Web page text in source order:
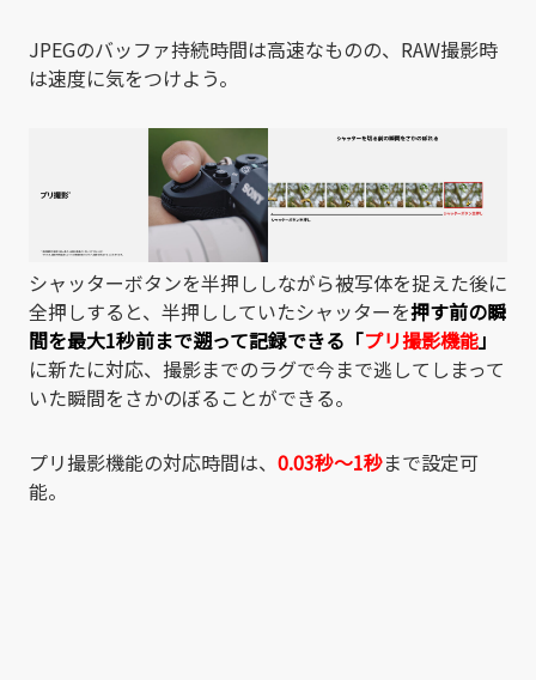
JPEGのバッファ持続時間は高速なものの、RAW撮影時
は速度に気をつけよう。
シャッターボタンを半押ししながら被写体を捉えた後に
全押しすると、半押ししていたシャッターを押す前の瞬
間を最大1秒前まで遡って記録できる「プリ撮影機能」
に新たに対応、撮影までのラグで今まで逃してしまって
いた瞬間をさかのぼることができる。
プリ撮影機能の対応時間は、 0.03秒〜1秒まで設定可
能。